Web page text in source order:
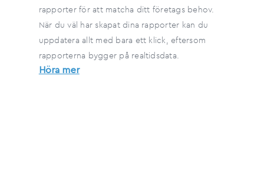
rapporter för att matcha ditt företags behov.
När du väl har skapat dina rapporter kan du
uppdatera allt med bara ett klick, eftersom
rapporterna bygger på realtidsdata.
Höra mer